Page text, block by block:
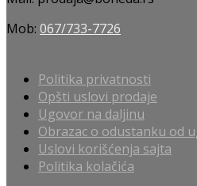
Mob: 067/733-7726
Politika privatnosti
Opšti uslovi prodaje
Ugovor na daljinu
Obrazac o odustanku od
Uslovi korišćenja sajta
Politika kolačića